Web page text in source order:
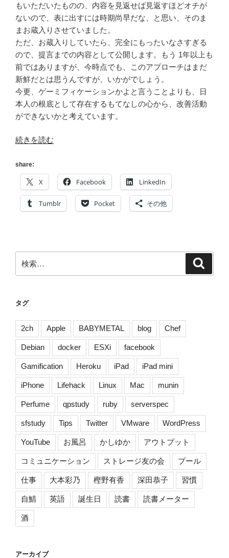
ク
ト
を
改
善
す
る
に
は?
[デ
マ
チ]”
もいただいたものの、内容を見返せば見返すほどオチが
ないので、表に出すには時期尚早だな、と思い、そのま
まお蔵入りさせていました。
ただ、お蔵入りしていたら、完全にもったいなさすぎる
ので、提言までの内容として公開します。もう 1年以上も
前ではありますが、今時点でも、このアプローチはまだ
新鮮だとは思うんですが、いかがでしょう。
今更、ゲーミフィケーションかよと言うことよりも、日
本人の根底として存在するもてなしの心から、改善活動
ができないかと考えています。
“[Gamification]
ー
ミ
フ
ケ
ョ
ン
で
ロ
ェ
ク
ト
を
改
善
す
る
に
は?
(1/5)
[デ
ス
マ
ー
チ]”
の
続きを読む
share:
X Facebook LinkedIn
Tumblr Pocket その他
索:
タグ
2ch Apple BABYMETAL blog Chef
Debian docker ESXi facebook
Gamification Heroku iPad iPad mini
iPhone Lifehack Linux Mac munin
Perfume qpstudy ruby serverspec
sfstudy Tips Twitter VMware WordPress
YouTube お風呂 かしゆか アウトプット
コミュニケーション ストレージ友の会 プール
仕事 大本彩乃 樫野有香 深田恭子 習慣
自鯖 英語 誕生日 読書 読書メーター
酒
アーカイブ